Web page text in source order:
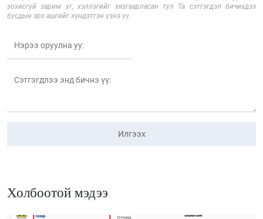
зохисгүй зарим үг, хэллэгийг хязгаарласан тул Та сэтгэгдэл бичихдээ
бусдын эрх ашгийг хүндэтгэн үзнэ үү.
Илгээх
Холбоотой мэдээ